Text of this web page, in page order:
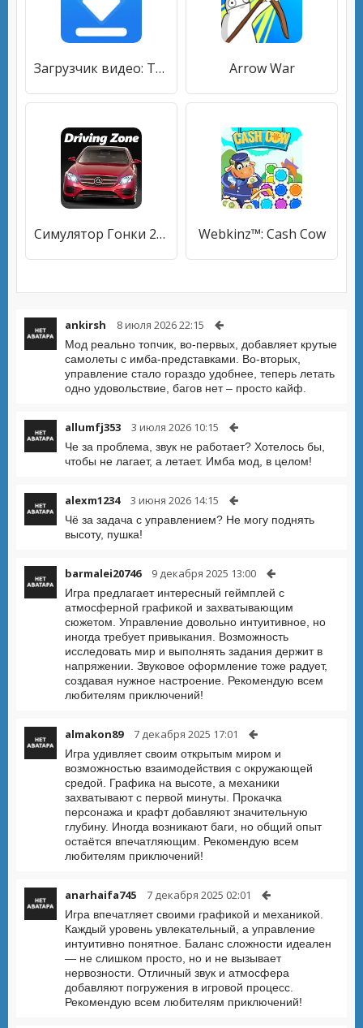
Загрузчик видео: Tube Saver Arrow War
Симулятор Гонки 2020 - Немецкие Машины Webkinz™: Cash Cow
ankirsh 8 июля 2026 22:15
Мод реально топчик, во-первых, добавляет крутые
самолеты с имба-представками. Во-вторых,
управление стало гораздо удобнее, теперь летать
одно удовольствие, багов нет – просто кайф.
allumfj353 3 июля 2026 10:15
Че за проблема, звук не работает? Хотелось бы,
чтобы не лагает, а летает. Имба мод, в целом!
alexm1234 3 июня 2026 14:15
Чё за задача с управлением? Не могу поднять
высоту, пушка!
barmalei20746 9 декабря 2025 13:00
Игра предлагает интересный геймплей с
атмосферной графикой и захватывающим
сюжетом. Управление довольно интуитивное, но
иногда требует привыкания. Возможность
исследовать мир и выполнять задания держит в
напряжении. Звуковое оформление тоже радует,
создавая нужное настроение. Рекомендую всем
любителям приключений!
almakon89 7 декабря 2025 17:01
Игра удивляет своим открытым миром и
возможностью взаимодействия с окружающей
средой. Графика на высоте, а механики
захватывают с первой минуты. Прокачка
персонажа и крафт добавляют значительную
глубину. Иногда возникают баги, но общий опыт
остаётся впечатляющим. Рекомендую всем
любителям приключений!
anarhaifa745 7 декабря 2025 02:01
Игра впечатляет своими графикой и механикой.
Каждый уровень увлекательный, а управление
интуитивно понятное. Баланс сложности идеален
— не слишком просто, но и не вызывает
нервозности. Отличный звук и атмосфера
добавляют погружения в игровой процесс.
Рекомендую всем любителям приключений!